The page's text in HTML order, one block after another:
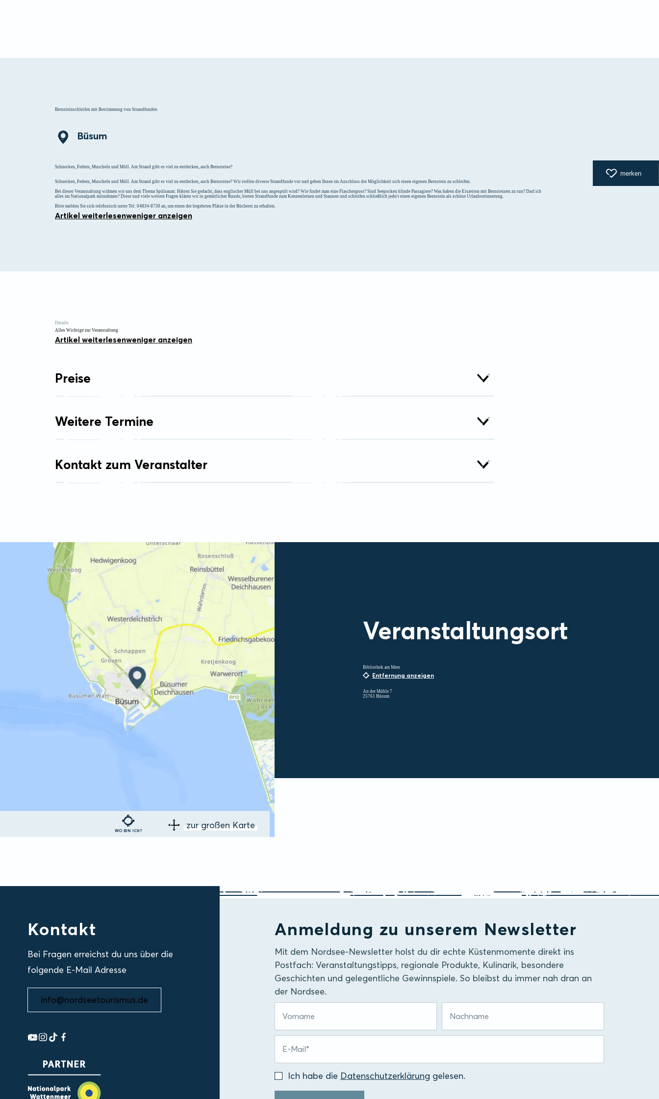
Bernsteinschleifen mit Bestimmung von Strandfunden
Büsum
Schnecken, Federn, Muscheln und Müll. Am Strand gibt es viel zu entdecken, auch Bernsteine?
Schnecken, Federn, Muscheln und Müll. Am Strand gibt es viel zu entdecken, auch Bernsteine? Wir stellen diverse Strandfunde vor und geben Ihnen im Anschluss die Möglichkeit sich einen eigenen Bernstein zu schleifen.
Bei dieser Veranstaltung widmen wir uns dem Thema Spülsaum: Hätten Sie gedacht, dass englischer Müll bei uns angespült wird? Wie findet man eine Flaschenpost? Sind Seepocken blinde Passagiere? Was haben die Eiszeiten mit Bernsteinen zu tun? Darf ich
alles im Nationalpark mitnehmen? Diese und viele weitere Fragen klären wir in gemütlicher Runde, bieten Strandfunde zum Kennenlernen und Staunen und schleifen schließlich jede/r einen eigenen Bernstein als schöne Urlaubserinnerung.
Bitte melden Sie sich telefonisch unter Tel: 04834-8730 an, um einen der begehrten Plätze in der Bücherei zu erhalten.
Artikel weiterlesenweniger anzeigen
Details
Alles Wichtige zur Veranstaltung
Artikel weiterlesenweniger anzeigen
Preise
Weitere Termine
Kontakt zum Veranstalter
Veranstaltungsort
WO BIN ICH? zur großen Karte
Bibliothek am Meer
Entfernung anzeigen
An der Mühle 7
25761 Büsum
merken
Anmeldung zu unserem Newsletter
Mit dem Nordsee-Newsletter holst du dir echte Küstenmomente direkt ins
Postfach: Veranstaltungstipps, regionale Produkte, Kulinarik, besondere
Geschichten und gelegentliche Gewinnspiele. So bleibst du immer nah dran an
der Nordsee.
Ich habe die Datenschutzerklärung gelesen.
Kontakt
Bei Fragen erreichst du uns über die
folgende E-Mail Adresse
info@nordseetourismus.de